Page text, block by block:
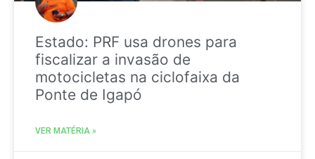
Estado: PRF usa drones para
fiscalizar a invasão de
motocicletas na ciclofaixa da
Ponte de Igapó
VER MATÉRIA »